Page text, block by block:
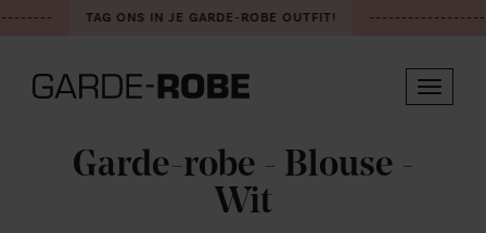
TAG ONS IN JE GARDE-ROBE OUTFIT!
Toggle
Garde-robe - Blouse -
Wit